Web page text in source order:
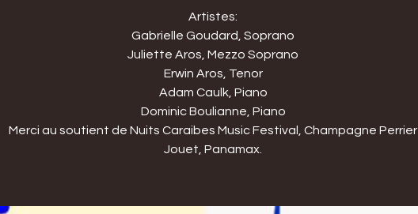
Artistes:
Gabrielle Goudard, Soprano
Juliette Aros, Mezzo Soprano
Erwin Aros, Tenor
Adam Caulk, Piano
Dominic Boulianne, Piano
Merci au soutient de Nuits Caraibes Music Festival, Champagne Perrier